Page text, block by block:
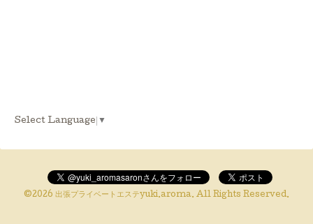
Select Language ▼
©2026 出張プライベートエステyuki.aroma. All Rights Reserved.